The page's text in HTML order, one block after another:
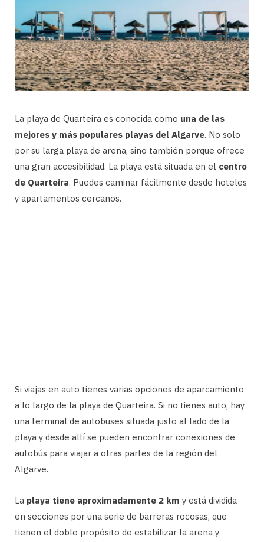
La playa de Quarteira es conocida como una de las
mejores y más populares playas del Algarve. No solo
por su larga playa de arena, sino también porque ofrece
una gran accesibilidad. La playa está situada en el centro
de Quarteira. Puedes caminar fácilmente desde hoteles
y apartamentos cercanos.
Si viajas en auto tienes varias opciones de aparcamiento
a lo largo de la playa de Quarteira. Si no tienes auto, hay
una terminal de autobuses situada justo al lado de la
playa y desde allí se pueden encontrar conexiones de
autobús para viajar a otras partes de la región del
Algarve.
La playa tiene aproximadamente 2 km y está dividida
en secciones por una serie de barreras rocosas, que
tienen el doble propósito de estabilizar la arena y